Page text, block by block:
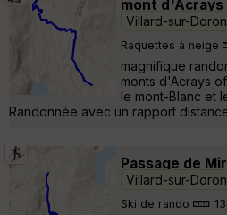
mont d'Acrays
Villard-sur-Doron
Raquettes à neige
magnifique
monts d'Acrays
le mont-Blanc et
Randonnée avec un rapport
Passage de
Villard-sur-Doron
Ski de rando